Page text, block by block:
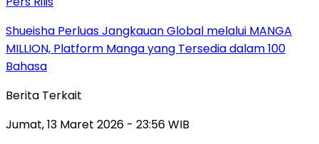
Shueisha Perluas Jangkauan Global melalui MANGA
MILLION, Platform Manga yang Tersedia dalam 100
Bahasa
Berita Terkait
Jumat, 13 Maret 2026 - 23:56 WIB